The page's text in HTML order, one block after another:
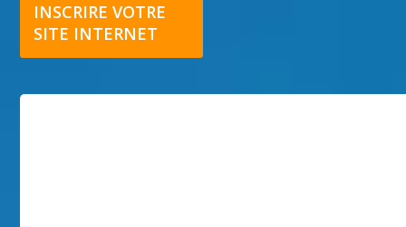
INSCRIRE VOTRE
SITE INTERNET